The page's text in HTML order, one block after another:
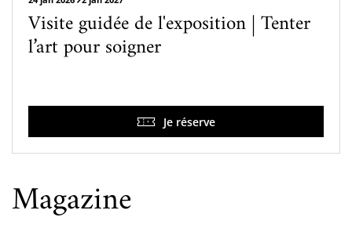
Visite guidée de l'exposition | Tenter
l’art pour soigner
Je réserve
Magazine